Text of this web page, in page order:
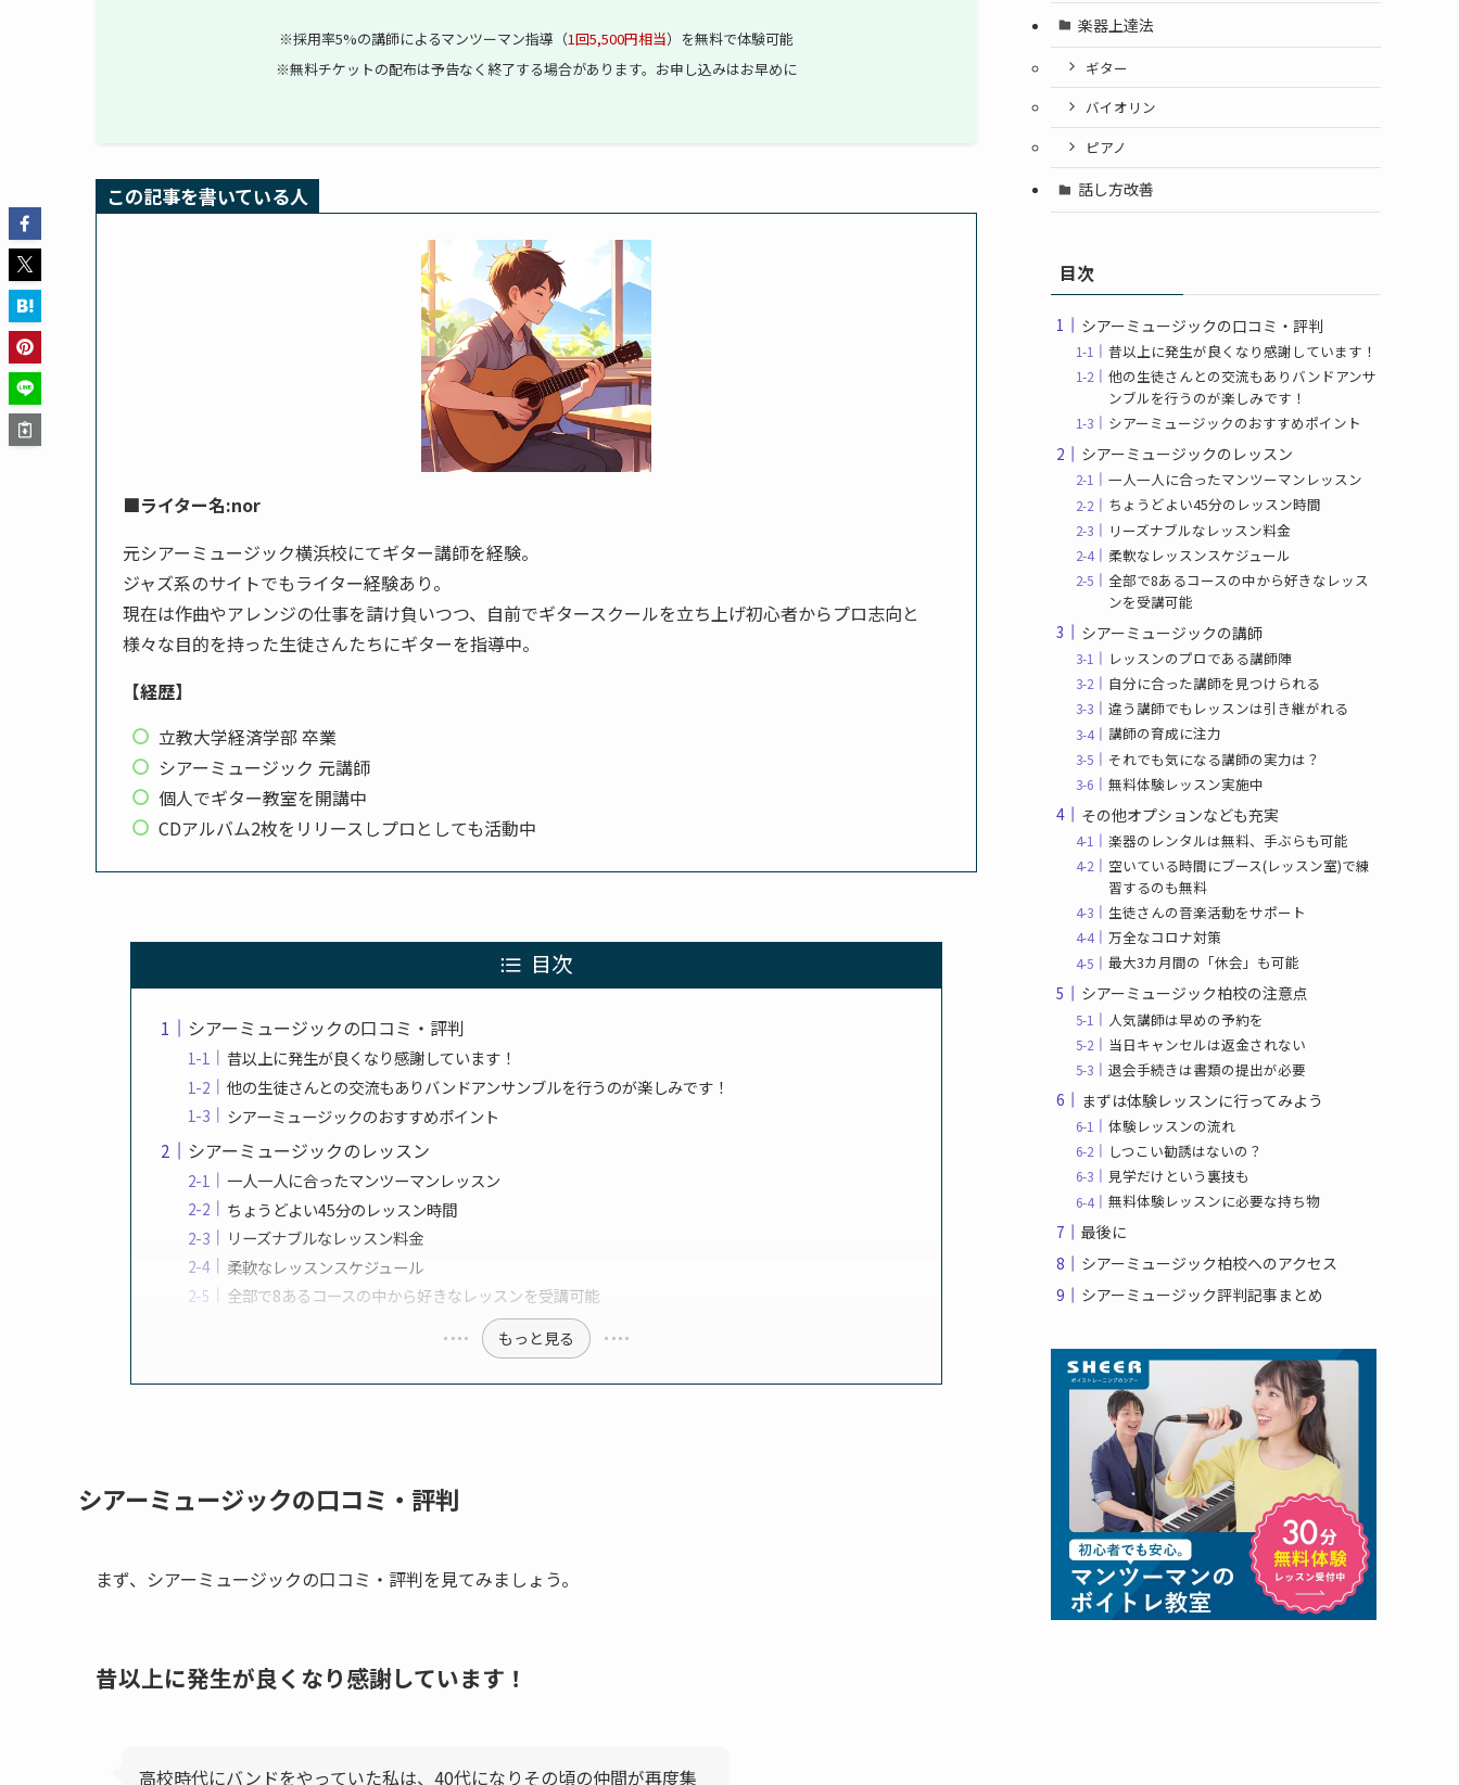
※採用率5%の講師によるマンツーマン指導（1回5,500円相当）を無料で体験可能
※無料チケットの配布は予告なく終了する場合があります。 お申し込みはお早めに
この記事を書いている人
■ライター名:nor
元シアーミュージック横浜校にてギター講師を経験。
ジャズ系のサイトでもライター経験あり。
現在は作曲やアレンジの仕事を請け負いつつ、自前でギタースクールを立ち上げ初心者からプロ志向と
様々な目的を持った生徒さんたちにギターを指導中。
【経歴】
立教大学経済学部 卒業
シアーミュージック 元講師
個人でギター教室を開講中
CDアルバム2枚をリリースしプロとしても活動中
目次
シアーミュージックの口コミ・評判
昔以上に発生が良くなり感謝しています！
他の生徒さんとの交流もありバンドアンサンブルを行うのが楽しみです！
シアーミュージックのおすすめポイント
シアーミュージックのレッスン
一人一人に合ったマンツーマンレッスン
ちょうどよい45分のレッスン時間
リーズナブルなレッスン料金
柔軟なレッスンスケジュール
全部で8あるコースの中から好きなレッスンを受講可能
もっと見る
シアーミュージックの口コミ・評判
まず、シアーミュージックの口コミ・評判を見てみましょう。
昔以上に発生が良くなり感謝しています！
高校時代にバンドをやっていた私は、40代になりその頃の仲間が再度集
楽器上達法
ギター
バイオリン
ピアノ
話し方改善
目次
シアーミュージックの口コミ・評判
昔以上に発生が良くなり感謝しています！
他の生徒さんとの交流もありバンドアンサ
ンブルを行うのが楽しみです！
シアーミュージックのおすすめポイント
シアーミュージックのレッスン
一人一人に合ったマンツーマンレッスン
ちょうどよい45分のレッスン時間
リーズナブルなレッスン料金
柔軟なレッスンスケジュール
全部で8あるコースの中から好きなレッス
ンを受講可能
シアーミュージックの講師
レッスンのプロである講師陣
自分に合った講師を見つけられる
違う講師でもレッスンは引き継がれる
講師の育成に注力
それでも気になる講師の実力は？
無料体験レッスン実施中
その他オプションなども充実
楽器のレンタルは無料、手ぶらも可能
空いている時間にブース(レッスン室)で練
習するのも無料
生徒さんの音楽活動をサポート
万全なコロナ対策
最大3カ月間の「休会」も可能
シアーミュージック柏校の注意点
人気講師は早めの予約を
当日キャンセルは返金されない
退会手続きは書類の提出が必要
まずは体験レッスンに行ってみよう
体験レッスンの流れ
しつこい勧誘はないの？
見学だけという裏技も
無料体験レッスンに必要な持ち物
最後に
シアーミュージック柏校へのアクセス
シアーミュージック評判記事まとめ